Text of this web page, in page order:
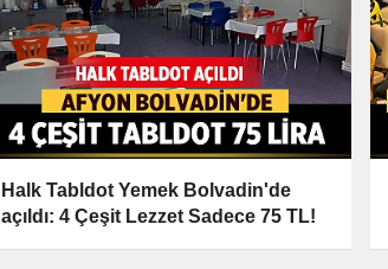
Halk Tabldot Yemek Bolvadin'de
açıldı: 4 Çeşit Lezzet Sadece 75 TL!